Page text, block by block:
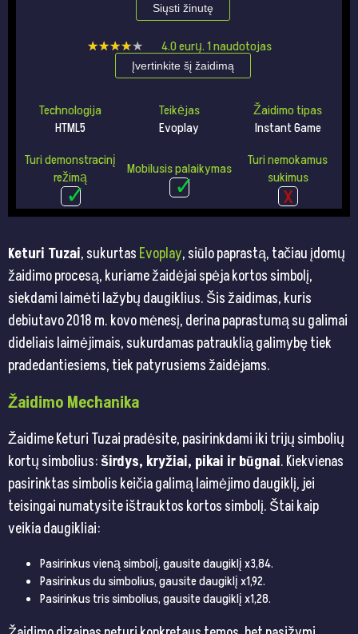
Siųsti žinutę
★★★★★
★★★★★ 4.0eurų.1naudotojas
Įvertinkite šį žaidimą
Technologija
HTML5
Teikėjas
Evoplay
Žaidimo tipas
Instant Game
Turi demonstracinį
režimą
Mobilusis palaikymas
Turi nemokamus
sukimus
Keturi Tuzai, sukurtas Evoplay, siūlo paprastą, tačiau įdomų
žaidimo procesą, kuriame žaidėjai spėja kortos simbolį,
siekdami laimėti lažybų daugiklius. Šis žaidimas, kuris
debiutavo 2018 m. kovo mėnesį, derina paprastumą su galimai
dideliais laimėjimais, sukurdamas patrauklią galimybę tiek
pradedantiesiems, tiek patyrusiems žaidėjams.
Žaidimo Mechanika
Žaidime Keturi Tuzai pradėsite, pasirinkdami iki trijų simbolių
kortų simbolius:širdys, kryžiai, pikai ir būgnai. Kiekvienas
pasirinktas simbolis keičia galimą laimėjimo daugiklį, jei
teisingai numatysite ištrauktos kortos simbolį. Štai kaip
veikia daugikliai:
Pasirinkus vieną simbolį, gausite daugiklį x3,84.
Pasirinkus du simbolius, gausite daugiklį x1,92.
Pasirinkus tris simbolius, gausite daugiklį x1,28.